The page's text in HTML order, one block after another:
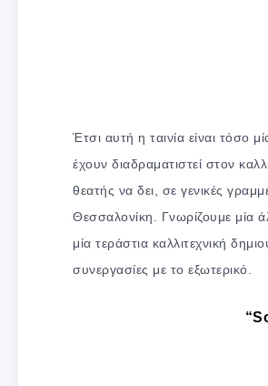
Έτσι αυτή η ταινία είναι τόσο
έχουν διαδραματιστεί στον
θεατής να δει, σε γενικές
Θεσσαλονίκη. Γνωρίζουμε μία
μία τεράστια καλλιτεχνική
συνεργασίες με το εξωτερικό.